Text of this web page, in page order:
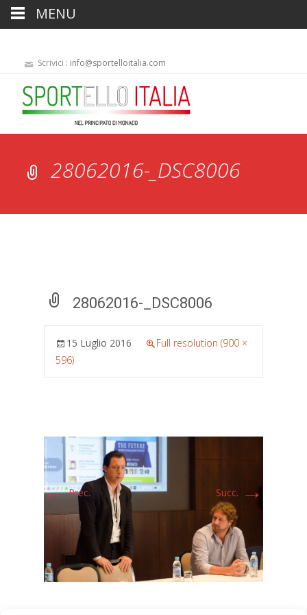
Scrivici : info@sportelloitalia.com
28062016-_DSC8006
28062016-_DSC8006
15 Luglio 2016
Full resolution (900 ×
596)
←Prec. Succ. →
MENU